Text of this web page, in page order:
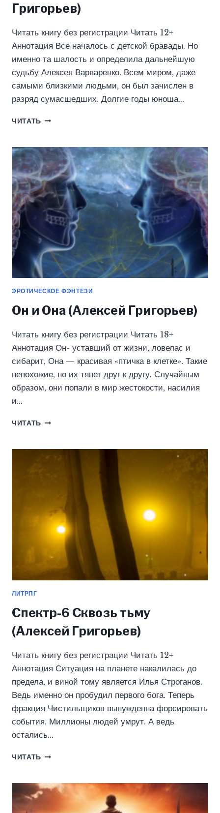
Григорьев)
Читать книгу без регистрации Читать 12+
Аннотация Все началось с детской бравады. Но
именно та шалость и определила дальнейшую
судьбу Алексея Варваренко. Всем миром, даже
самыми близкими людьми, он был зачислен в
разряд сумасшедших. Долгие годы юноша…
ЧИТАТЬ ЦАРСТВО.ПРИШЕСТВИЕ
ЭРОТИЧЕСКОЕ ФЭНТЕЗИ
Он и Она (Алексей Григорьев)
Читать книгу без регистрации Читать 18+
Аннотация Он- уставший от жизни, ловелас и
сибарит, Она — красивая «птичка в клетке». Такие
непохожие, но их тянет друг к другу. Случайным
образом, они попали в мир жестокости, насилия
и…
ЧИТАТЬ ОН
ЛИТРПГ
Спектр-6 Сквозь тьму
(Алексей Григорьев)
Читать книгу без регистрации Читать 12+
Аннотация Ситуация на планете накалилась до
предела, и виной тому является Илья Строганов.
Ведь именно он пробудил первого бога. Теперь
фракция Чистильщиков вынужденна форсировать
события. Миллионы людей умрут. А ведь
остались…
ЧИТАТЬ СПЕКТР-6
(АЛЕКСЕЙ
ГРИГОРЬЕВ)